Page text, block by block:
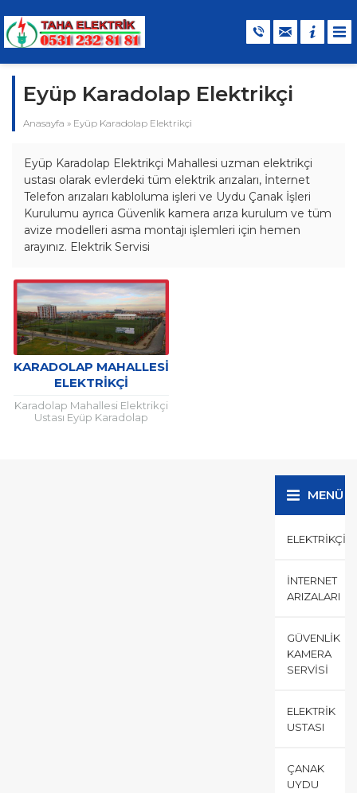
Eyüp Karadolap Elektrikçi
Anasayfa » Eyüp Karadolap Elektrikçi
Eyüp Karadolap Elektrikçi Mahallesi uzman elektrikçi
ustası olarak evlerdeki tüm elektrik arızaları, İnternet
Telefon arızaları kabloluma işleri ve Uydu Çanak İşleri
Kurulumu ayrıca Güvenlik kamera arıza kurulum ve tüm
avize modelleri asma montajı işlemleri için hemen
arayınız. Elektrik Servisi
KARADOLAP MAHALLESI
ELEKTRIKÇI
Karadolap Mahallesi Elektrikçi
Ustası Eyüp Karadolap
MENÜ
ELEKTRIKÇI
İNTERNET
ARIZALARI
GÜVENLIK
KAMERA
SERVISI
ELEKTRIK
USTASI
ÇANAK
UYDU